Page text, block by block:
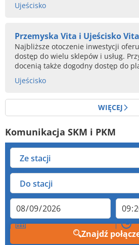
Ujeścisko
Przemyska Vita i Ujeścisko Vita
Najbliższe otoczenie inwestycji
dostęp do wielu sklepów i usług.
docenią także dogodny dostęp do
Ujeścisko
WIĘCEJ
Komunikacja SKM i PKM
Znajdź